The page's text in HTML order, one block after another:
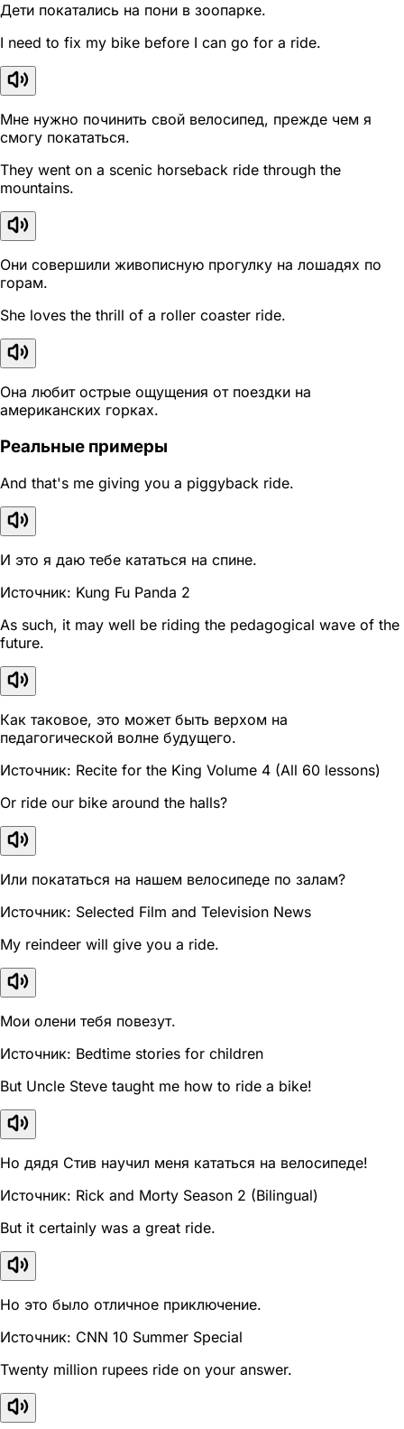
Дети покатались на пони в зоопарке.
I need to fix my bike before I can go for a ride.
Мне нужно починить свой велосипед, прежде чем я
смогу покататься.
They went on a scenic horseback ride through the
mountains.
Они совершили живописную прогулку на лошадях по
горам.
She loves the thrill of a roller coaster ride.
Она любит острые ощущения от поездки на
американских горках.
Реальные примеры
And that's me giving you a piggyback ride.
И это я даю тебе кататься на спине.
Источник: Kung Fu Panda 2
As such, it may well be riding the pedagogical wave of the
future.
Как таковое, это может быть верхом на
педагогической волне будущего.
Источник: Recite for the King Volume 4 (All 60 lessons)
Or ride our bike around the halls?
Или покататься на нашем велосипеде по залам?
Источник: Selected Film and Television News
My reindeer will give you a ride.
Мои олени тебя повезут.
Источник: Bedtime stories for children
But Uncle Steve taught me how to ride a bike!
Но дядя Стив научил меня кататься на велосипеде!
Источник: Rick and Morty Season 2 (Bilingual)
But it certainly was a great ride.
Но это было отличное приключение.
Источник: CNN 10 Summer Special
Twenty million rupees ride on your answer.